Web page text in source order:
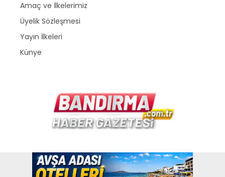
Amaç ve İlkelerimiz
Üyelik Sözleşmesi
Yayın İlkeleri
Künye